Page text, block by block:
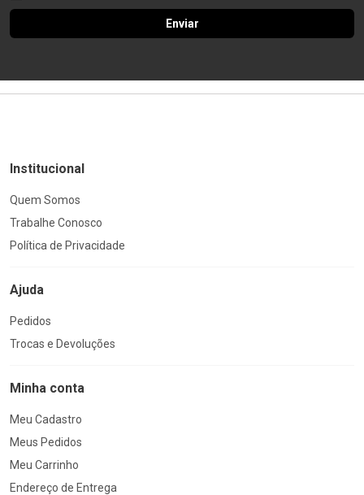
Enviar
Institucional
Quem Somos
Trabalhe Conosco
Política de Privacidade
Ajuda
Pedidos
Trocas e Devoluções
Minha conta
Meu Cadastro
Meus Pedidos
Meu Carrinho
Endereço de Entrega